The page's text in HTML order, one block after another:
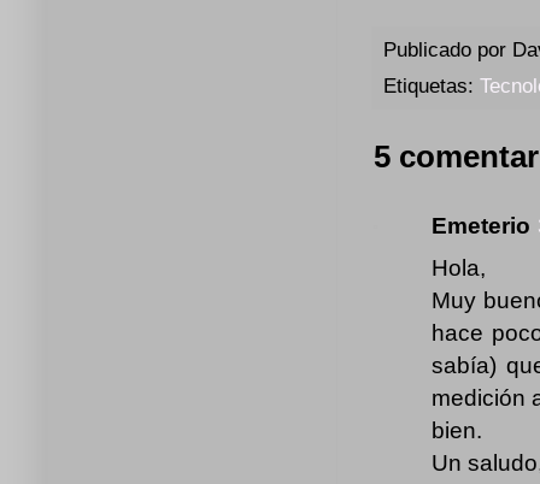
Publicado por
Etiquetas:
5
Emeterio
Hola,
Muy
hace
sabía)
medición
bien.
Un